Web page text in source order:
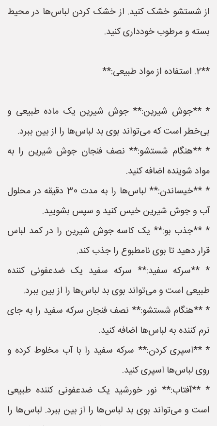
از شستشو خشک کنید. از خشک کردن لباس‌ها در محیط
بسته و مرطوب خودداری کنید.
**2. استفاده از مواد طبیعی:**
* **جوش شیرین:** جوش شیرین یک ماده طبیعی و
بی‌خطر است که می‌تواند بوی بد لباس‌ها را از بین ببرد.
* **هنگام شستشو:** نصف فنجان جوش شیرین را به
مواد شوینده اضافه کنید.
* **خیساندن:** لباس‌ها را به مدت 30 دقیقه در محلول
آب و جوش شیرین خیس کنید و سپس بشویید.
* **جذب بو:** یک کاسه جوش شیرین را در کمد لباس
قرار دهید تا بوی نامطبوع را جذب کند.
* **سرکه سفید:** سرکه سفید یک ضدعفونی کننده
طبیعی است و می‌تواند بوی بد لباس‌ها را از بین ببرد.
* **هنگام شستشو:** نصف فنجان سرکه سفید را به جای
نرم کننده به لباس‌ها اضافه کنید.
* **اسپری کردن:** سرکه سفید را با آب مخلوط کرده و
روی لباس‌ها اسپری کنید.
* **آفتاب:** نور خورشید یک ضدعفونی کننده طبیعی
است و می‌تواند بوی بد لباس‌ها را از بین ببرد. لباس‌ها را